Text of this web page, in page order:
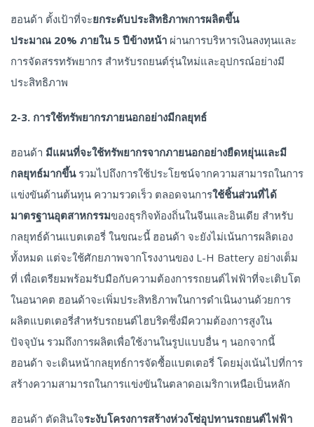
ฮอนด้า ตั้งเป้าที่จะยกระดับประสิทธิภาพการผลิตขึ้น
ประมาณ 20% ภายใน 5 ปีข้างหน้า ผ่านการบริหารเงินลงทุนและ
การจัดสรรทรัพยากร สำหรับรถยนต์รุ่นใหม่และอุปกรณ์อย่างมี
ประสิทธิภาพ
2-3. การใช้ทรัพยากรภายนอกอย่างมีกลยุทธ์
ฮอนด้า มีแผนที่จะใช้ทรัพยากรจากภายนอกอย่างยืดหยุ่นและมี
กลยุทธ์มากขึ้นรวมไปถึงการใช้ประโยชน์จากความสามารถในการ
แข่งขันด้านต้นทุน ความรวดเร็ว ตลอดจนการใช้ชิ้นส่วนที่ได้
มาตรฐานอุตสาหกรรมของธุรกิจท้องถิ่นในจีนและอินเดีย สำหรับ
กลยุทธ์ด้านแบตเตอรี่ ในขณะนี้ ฮอนด้า จะยังไม่เน้นการผลิตเอง
ทั้งหมด แต่จะใช้ศักยภาพจากโรงงานของ L-H Battery อย่างเต็ม
ที่ เพื่อเตรียมพร้อมรับมือกับความต้องการรถยนต์ไฟฟ้าที่จะเติบโต
ในอนาคต ฮอนด้าจะเพิ่มประสิทธิภาพในการดำเนินงานด้วยการ
ผลิตแบตเตอรี่สำหรับรถยนต์ไฮบริดซึ่งมีความต้องการสูงใน
ปัจจุบัน รวมถึงการผลิตเพื่อใช้งานในรูปแบบอื่น ๆ นอกจากนี้
ฮอนด้า จะเดินหน้ากลยุทธ์การจัดซื้อแบตเตอรี่ โดยมุ่งเน้นไปที่การ
สร้างความสามารถในการแข่งขันในตลาดอเมริกาเหนือเป็นหลัก
ฮอนด้า ตัดสินใจระงับโครงการสร้างห่วงโซ่อุปทานรถยนต์ไฟฟ้า